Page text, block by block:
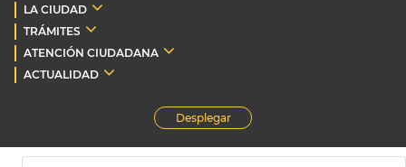
LA CIUDAD
TRÁMITES
ATENCIÓN CIUDADANA
ACTUALIDAD
Desplegar